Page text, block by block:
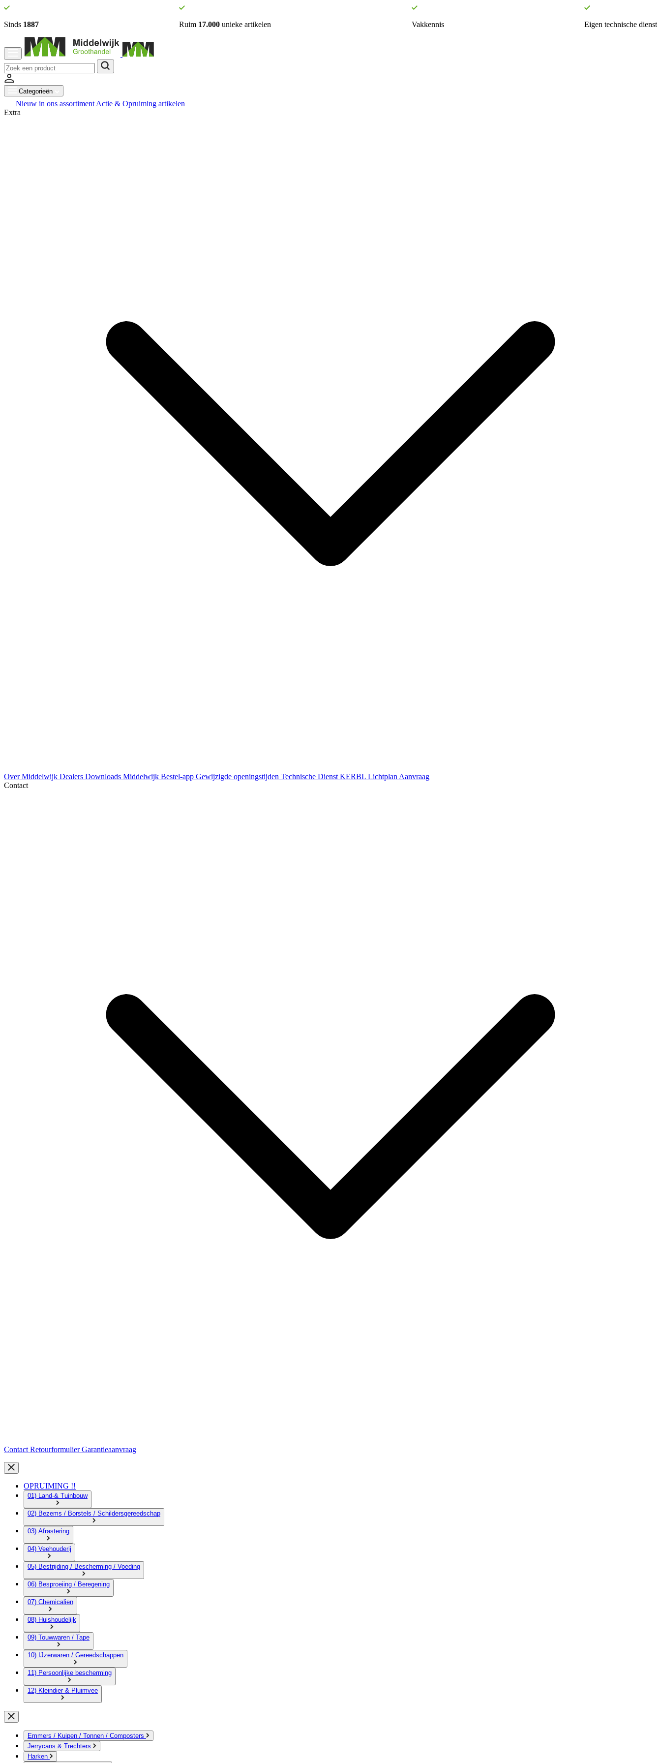
Sinds 1887 Ruim 17.000 unieke artikelen Vakkennis Eigen technische dienst
Categorieën
Nieuw in ons assortiment Actie & Opruiming artikelen
Extra
Over Middelwijk Dealers Downloads Middelwijk Bestel-app Gewijzigde openingstijden Technische Dienst KERBL Lichtplan Aanvraag
Contact
Contact RetourformulierGarantieaanvraag
OPRUIMING !!
01) Land-& Tuinbouw
02) Bezems / Borstels / Schildersgereedschap
03) Afrastering
04) Veehouderij
05) Bestrijding / Bescherming / Voeding
06) Besproeiing / Beregening
07) Chemicalien
08) Huishoudelijk
09) Touwwaren / Tape
10) IJzerwaren / Gereedschappen
11) Persoonlijke bescherming
12) Kleindier & Pluimvee
Emmers / Kuipen / Tonnen / Composters
Jerrycans & Trechters
Harken